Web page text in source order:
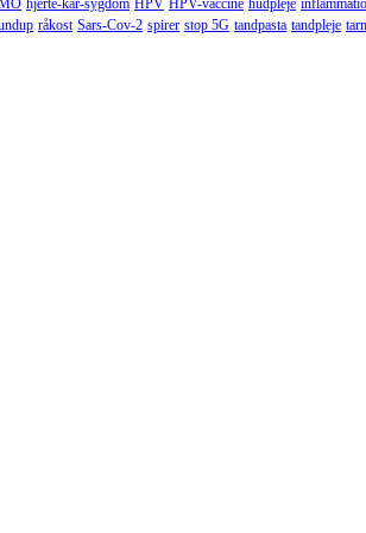
råkost Sars-Cov-2 spirer stop 5G tandpasta tandpleje